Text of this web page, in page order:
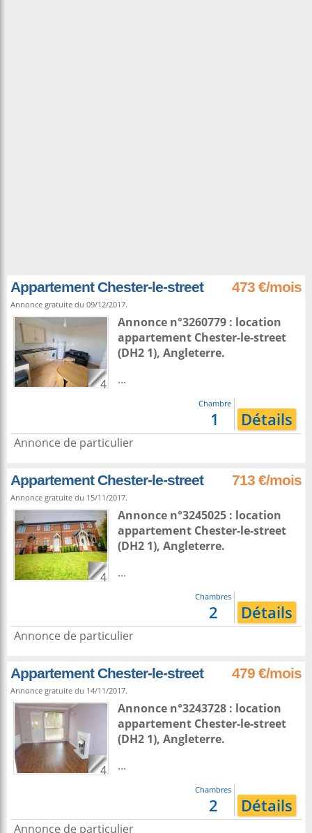
Appartement Chester-le-street 473 €/mois
Annonce gratuite du 09/12/2017.
4
Annonce n°3260779 : location
appartement Chester-le-street
(DH2 1), Angleterre.
...
Chambre
1 Détails
Annonce de particulier
Appartement Chester-le-street 713 €/mois
Annonce gratuite du 15/11/2017.
4
Annonce n°3245025 : location
appartement Chester-le-street
(DH2 1), Angleterre.
...
Chambres
2 Détails
Annonce de particulier
Appartement Chester-le-street 479 €/mois
Annonce gratuite du 14/11/2017.
4
Annonce n°3243728 : location
appartement Chester-le-street
(DH2 1), Angleterre.
...
Chambres
2 Détails
Annonce de particulier